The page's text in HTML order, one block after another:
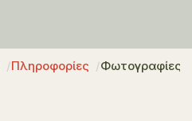
Πληροφορίες Φωτογραφίες